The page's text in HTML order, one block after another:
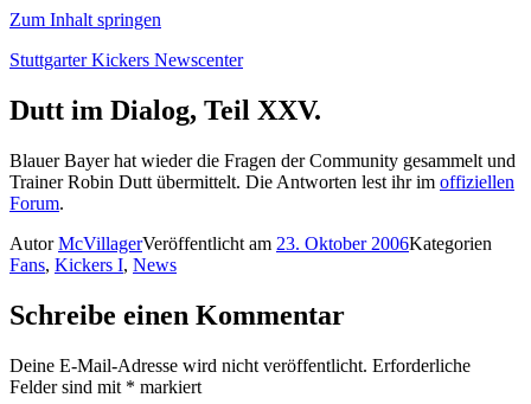
Zum Inhalt springen
Stuttgarter Kickers Newscenter
Dutt im Dialog, Teil XXV.
Blauer Bayer hat wieder die Fragen der Community gesammelt und
Trainer Robin Dutt übermittelt. Die Antworten lest ihr im offiziellen
Forum.
AutorMcVillagerVeröffentlicht am 23. Oktober 2006Kategorien
Fans, Kickers I, News
Schreibe einen Kommentar
Deine E-Mail-Adresse wird nicht veröffentlicht. Erforderliche
Felder sind mit * markiert